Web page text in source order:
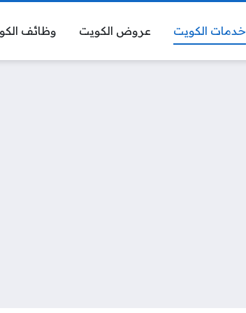
خدمات الكويت عروض الكويت وظائف